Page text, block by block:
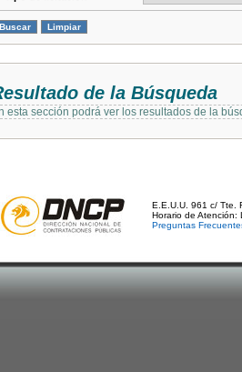
de la Búsqueda
esta sección podrá ver los resultados de la
E.E.U.U. 961 c/ Tte.
Horario de
Preguntas